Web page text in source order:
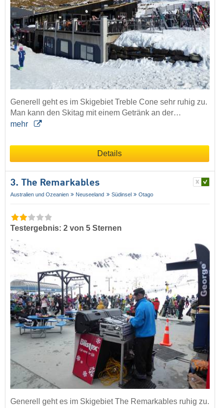
Generell geht es im Skigebiet Treble Cone sehr ruhig zu.
Man kann den Skitag mit einem Getränk an der…
mehr
Details
3. The Remarkables
Australien und Ozeanien Neuseeland Südinsel Otago
Testergebnis: 2 von 5 Sternen
Generell geht es im Skigebiet The Remarkables ruhig zu.